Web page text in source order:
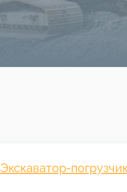
Экскаватор-